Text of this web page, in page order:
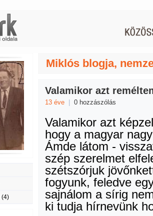
(4)
Miklós blogja,
Valamikor azt
13 éve 0 hozzászólás
Valamikor azt
hogy a magyar
Ámde látom -
szép szerelmet
szétszórjuk
fogyunk, feledve
sajnálom a sírig
ki tudja hírnevünk